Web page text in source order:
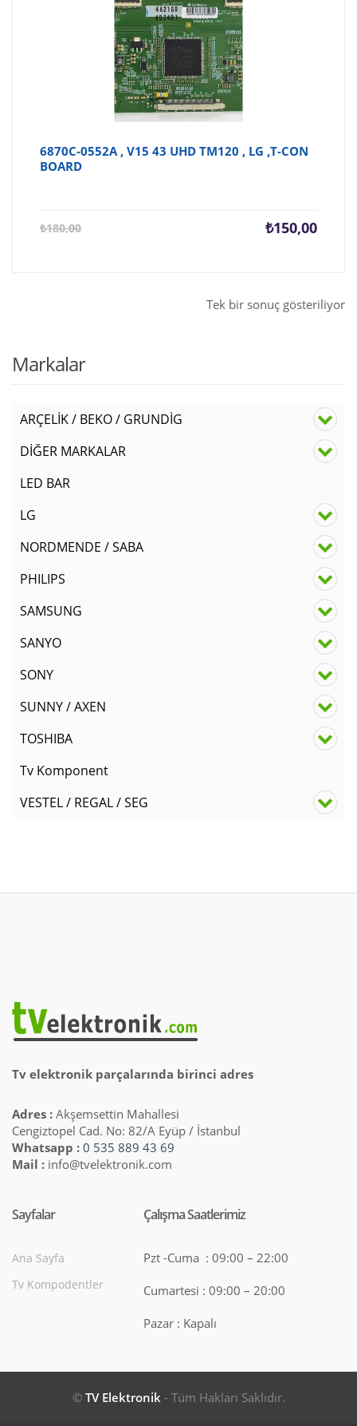
6870C-0552A , V15 43 UHD TM120 , LG ,T-CON
BOARD
₺180,00 ₺150,00
Şu
Tek bir sonuç gösteriliyor
Markalar
ARÇELİK / BEKO / GRUNDİG
DİĞER MARKALAR
LED BAR
LG
NORDMENDE / SABA
PHILIPS
SAMSUNG
SANYO
SONY
SUNNY / AXEN
TOSHIBA
Tv Komponent
VESTEL / REGAL / SEG
Tv elektronik parçalarında birinci adres
Adres : Akşemsettin Mahallesi
Cengiztopel Cad. No: 82/A Eyüp / İstanbul
Whatsapp : 0 535 889 43 69
Mail : info@tvelektronik.com
Sayfalar
Ana Sayfa
Tv Kompodentler
Çalışma Saatlerimiz
Pzt -Cuma : 09:00 – 22:00
Cumartesi : 09:00 – 20:00
Pazar : Kapalı
© TV Elektronik- Tüm Hakları Saklıdır.